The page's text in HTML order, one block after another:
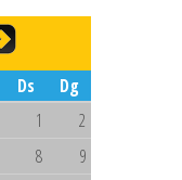
Ds
Dg
1
2
8
9